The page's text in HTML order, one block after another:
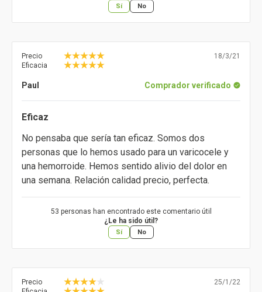
Sí No
Precio
Eficacia
18/3/21
Paul Comprador verificado
Eficaz
No pensaba que sería tan eficaz. Somos dos
personas que lo hemos usado para un varicocele y
una hemorroide. Hemos sentido alivio del dolor en
una semana. Relación calidad precio, perfecta.
53 personas han encontrado este comentario útil
¿Le ha sido útil?
Sí No
Precio
25/1/22